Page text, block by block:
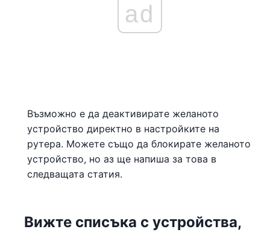
ad
Възможно е да деактивирате желаното
устройство директно в настройките на
рутера. Можете също да блокирате желаното
устройство, но аз ще напиша за това в
следващата статия.
Вижте списъка с устройства,